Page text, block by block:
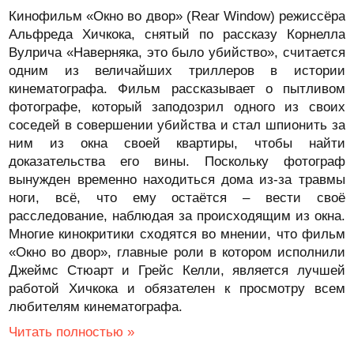
Кинофильм «Окно во двор» (Rear Window) режиссёра
Альфреда Хичкока, снятый по рассказу Корнелла
Вулрича «Наверняка, это было убийство», считается
одним из величайших триллеров в истории
кинематографа. Фильм рассказывает о пытливом
фотографе, который заподозрил одного из своих
соседей в совершении убийства и стал шпионить за
ним из окна своей квартиры, чтобы найти
доказательства его вины. Поскольку фотограф
вынужден временно находиться дома из-за травмы
ноги, всё, что ему остаётся – вести своё
расследование, наблюдая за происходящим из окна.
Многие кинокритики сходятся во мнении, что фильм
«Окно во двор», главные роли в котором исполнили
Джеймс Стюарт и Грейс Келли, является лучшей
работой Хичкока и обязателен к просмотру всем
любителям кинематографа.
Читать полностью »